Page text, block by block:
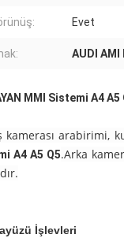
Evet
AUDI
MMI Sistemi A4
kamerası arabirimi,
A4 A5 Q5.Arka
İşlevleri